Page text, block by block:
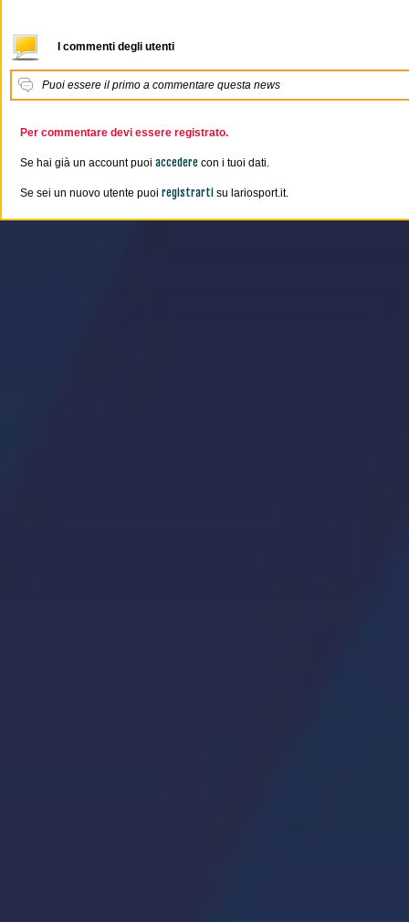
I commenti degli utenti
Puoi essere il primo a commentare questa news
Per commentare devi essere registrato.
Se hai già un account puoi accedere con i tuoi dati.
Se sei un nuovo utente puoi registrarti su lariosport.it.